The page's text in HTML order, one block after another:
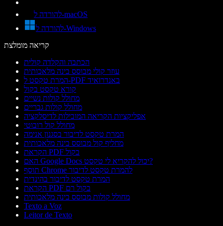
להורדה ל-macOS
להורדה ל-Windows
קריאה מומלצת
הכתבה והקלדה קולית
עוזר קולי מבוסס בינה מלאכותית
המרת טקסט ל-PDF באנדרואיד
קורא טקסט בקול
מחולל קולות נשיים
מחולל קולות גבריים
אפליקציות הקריאה המובילות לדיסלקציה
מחולל קול רובוטי
המרת טקסט לדיבור בסגנון אנימה
מחליף קול מבוסס בינה מלאכותית
הקראת PDF בקול
האם Google Docs יכול להקריא לי טקסט?
תוסף Chrome להמרת טקסט לדיבור
המרת טקסט לדיבור בהינדית
הקראת PDF בקול רם
מחולל קולות מבוסס בינה מלאכותית
Texto a Voz
Leitor de Texto